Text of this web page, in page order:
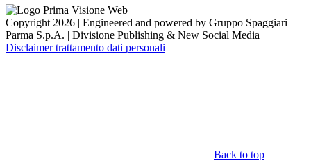
Copyright 2026 | Engineered and powered by Gruppo Spaggiari
Parma S.p.A. | Divisione Publishing & New Social Media
Disclaimer trattamento dati personali
Back to top